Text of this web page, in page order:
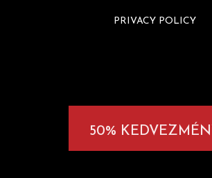
PRIVACY POLICY
50%